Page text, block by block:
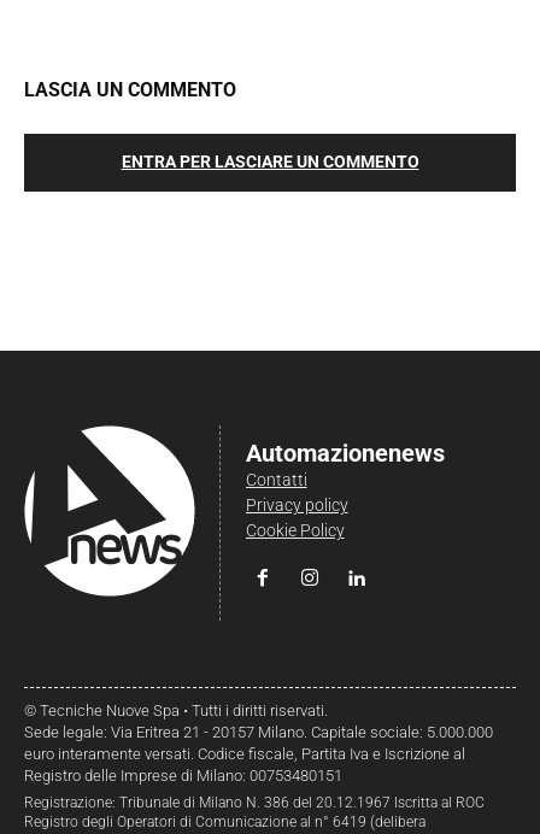
LASCIA UN COMMENTO
ENTRA PER LASCIARE UN COMMENTO
Automazionenews
Contatti
Privacy policy
Cookie Policy
© Tecniche Nuove Spa • Tutti i diritti riservati.
Sede legale: Via Eritrea 21 - 20157 Milano. Capitale sociale: 5.000.000
euro interamente versati. Codice fiscale, Partita Iva e Iscrizione al
Registro delle Imprese di Milano: 00753480151
Registrazione: Tribunale di Milano N. 386 del 20.12.1967 Iscritta al ROC
Registro degli Operatori di Comunicazione al n° 6419 (delibera